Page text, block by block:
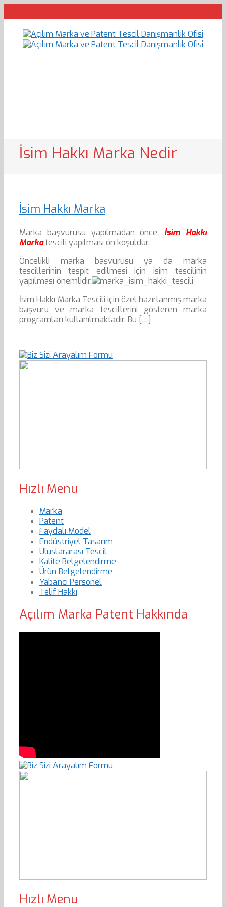
İsim Hakkı Marka Nedir
İsim Hakkı Marka
Marka başvurusu yapılmadan önce, İsim Hakkı
Markatescili yapılması ön koşuldur.
Öncelikli marka başvurusu ya da marka
tescillerinin tespit edilmesi için isim tescilinin
yapılması önemlidir.
İsim Hakkı Marka Tescili için özel hazırlanmış marka
başvuru ve marka tescillerini gösteren marka
programları kullanılmaktadır. Bu […]
Hızlı Menu
Marka
Patent
Faydalı Model
Endüstriyel Tasarım
Uluslararası Tescil
Kalite Belgelendirme
Ürün Belgelendirme
Yabancı Personel
Telif Hakkı
Açılım Marka Patent Hakkında
Hızlı Menu